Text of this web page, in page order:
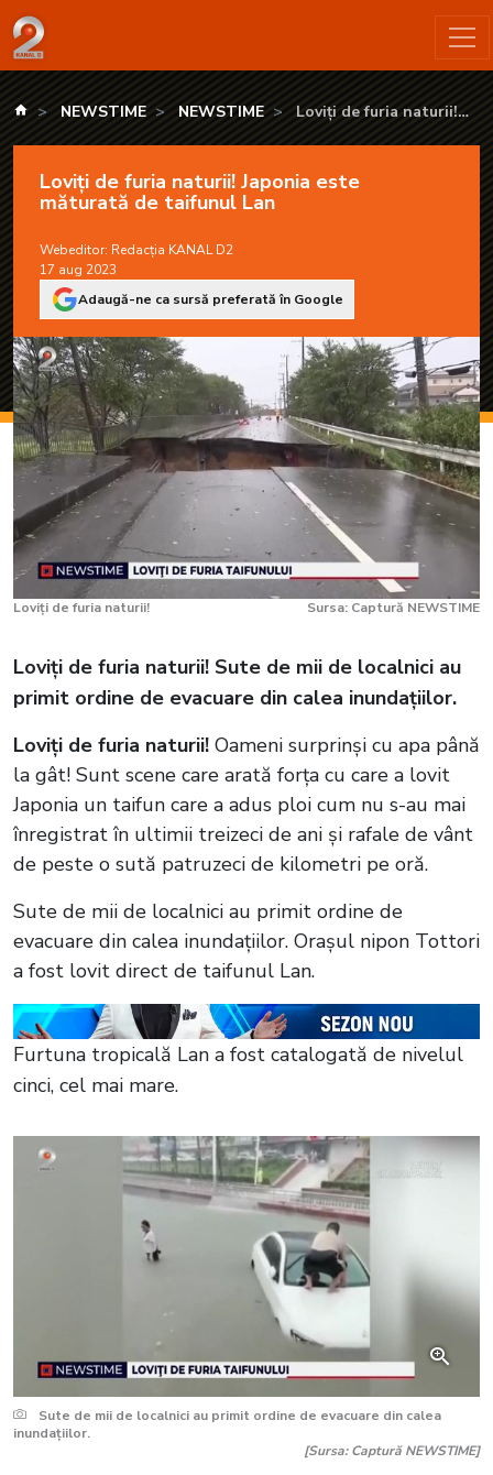
Loviți de furia naturii! Japonia este măturată de taifunul Lan -
kanald.ro
NEWSTIME NEWSTIME
Loviți de furia naturii!
Loviți de furia naturii! Japonia este
măturată de taifunul Lan
Webeditor: Redacția KANAL D2
17 aug 2023
Adaugă-ne ca sursă preferată în Google
Loviți de furia naturii! Sursa: Captură NEWSTIME
Loviți de furia naturii! Sute de mii de localnici au
primit ordine de evacuare din calea inundațiilor.
Loviți de furia naturii! Oameni surprinși cu apa până
la gât! Sunt scene care arată forța cu care a lovit
Japonia un taifun care a adus ploi cum nu s-au mai
înregistrat în ultimii treizeci de ani și rafale de vânt
de peste o sută patruzeci de kilometri pe oră.
Sute de mii de localnici au primit ordine de
evacuare din calea inundațiilor. Orașul nipon Tottori
a fost lovit direct de taifunul Lan.
Furtuna tropicală Lan a fost catalogată de nivelul
cinci, cel mai mare.
Sute de mii de localnici au primit ordine de evacuare din calea
inundațiilor.
[Sursa: Captură NEWSTIME]